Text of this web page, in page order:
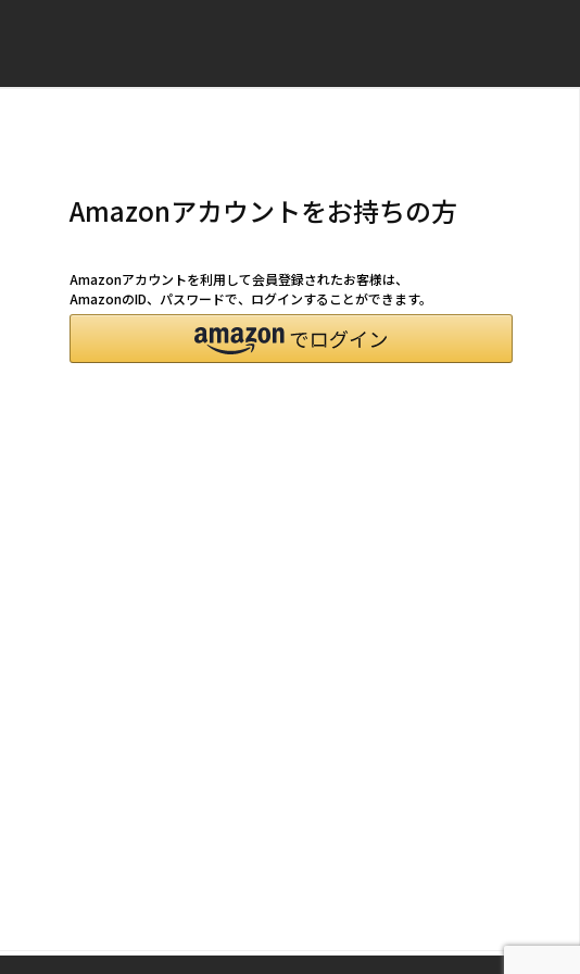
Amazonアカウントをお持ちの方
Amazonアカウントを利用して会員登録されたお客様は、
AmazonのID、パスワードで、ログインすることができます。